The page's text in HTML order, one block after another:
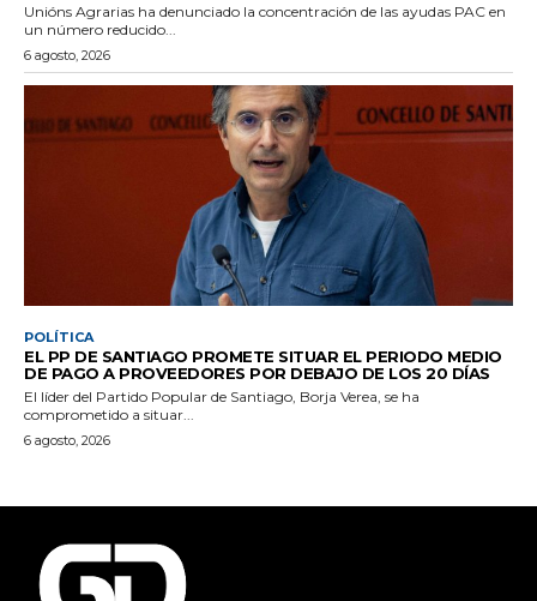
Unións Agrarias ha denunciado la concentración de las ayudas PAC en
un número reducido...
6 agosto, 2026
POLÍTICA
EL PP DE SANTIAGO PROMETE SITUAR EL PERIODO MEDIO
DE PAGO A PROVEEDORES POR DEBAJO DE LOS 20 DÍAS
El líder del Partido Popular de Santiago, Borja Verea, se ha
comprometido a situar...
6 agosto, 2026